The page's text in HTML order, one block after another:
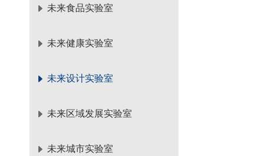
未来食品实验室
未来健康实验室
未来设计实验室
未来区域发展实验室
未来城市实验室